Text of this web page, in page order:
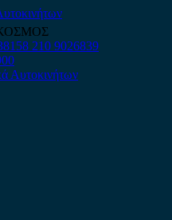
210 9026839